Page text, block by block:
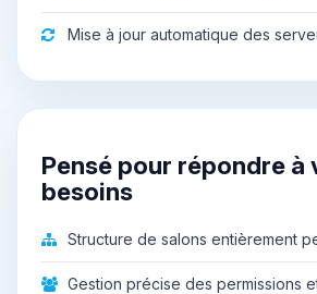
Mise à jour automatique des
Pensé pour répondre à
besoins
Structure de salons entièrement
Gestion précise des permissions